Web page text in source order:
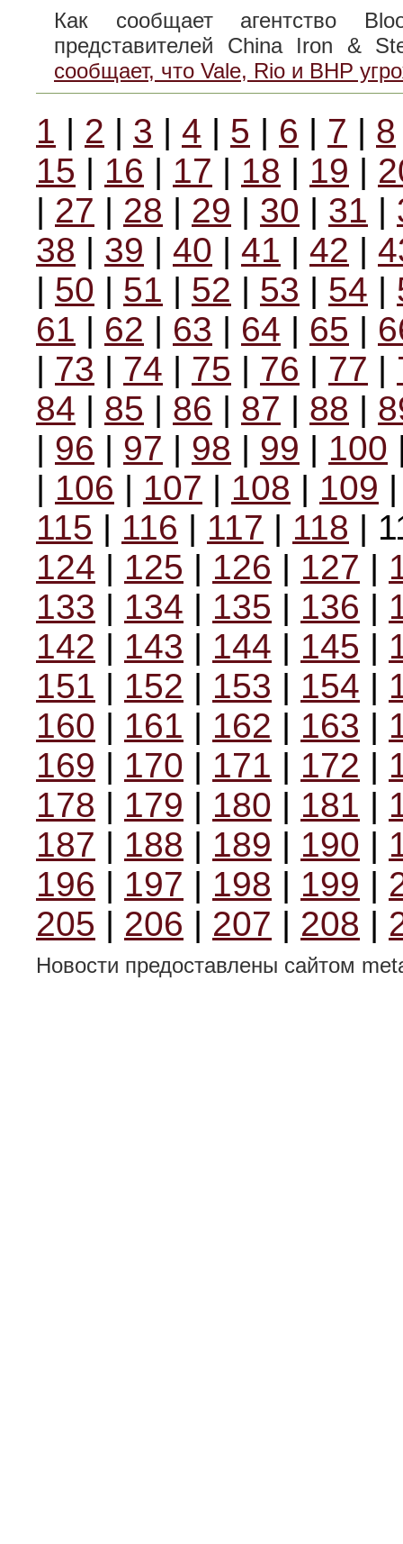
Как сообщает агентство
представителей China Iron &
сообщает, что Vale, Rio и BHP
1 | 2 | 3 | 4 | 5 | 6 | 7 | 8
15 | 16 | 17 | 18 | 19 |
| 27 | 28 | 29 | 30 | 31 |
38 | 39 | 40 | 41 | 42 |
| 50 | 51 | 52 | 53 | 54 |
61 | 62 | 63 | 64 | 65 |
| 73 | 74 | 75 | 76 | 77 |
84 | 85 | 86 | 87 | 88 |
| 96 | 97 | 98 | 99 | 100
| 106 | 107 | 108 | 109
115 | 116 | 117 | 118 |
124 | 125 | 126 | 127 |
133 | 134 | 135 | 136 |
142 | 143 | 144 | 145 |
151 | 152 | 153 | 154 |
160 | 161 | 162 | 163 |
169 | 170 | 171 | 172 |
178 | 179 | 180 | 181 |
187 | 188 | 189 | 190 |
196 | 197 | 198 | 199 |
205 | 206 | 207 | 208 |
Новости предоставлены сайтом